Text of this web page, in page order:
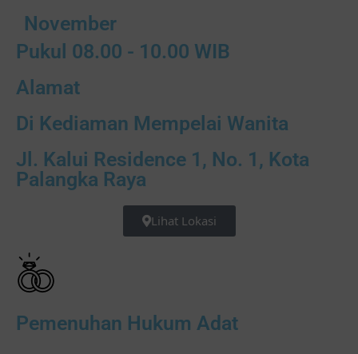
November
Pukul 08.00 - 10.00 WIB
Alamat
Di Kediaman Mempelai Wanita
Jl. Kalui Residence 1, No. 1, Kota
Palangka Raya
Lihat Lokasi
Pemenuhan Hukum Adat